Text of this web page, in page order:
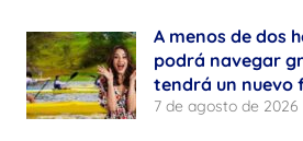
A menos de dos
podrá navegar
tendrá un nuevo
7 de agosto de 2026